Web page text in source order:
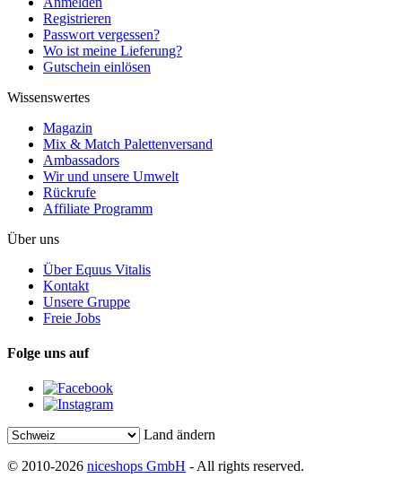
Registrieren
Passwort vergessen?
Wo ist meine Lieferung?
Gutschein einlösen
Wissenswertes
Magazin
Mix & Match Palettenversand
Ambassadors
Wir und unsere Umwelt
Rückrufe
Affiliate Programm
Über uns
Über Equus Vitalis
Kontakt
Unsere Gruppe
Freie Jobs
Folge uns auf
Land ändern
© 2010-2026 niceshops GmbH - All rights reserved.